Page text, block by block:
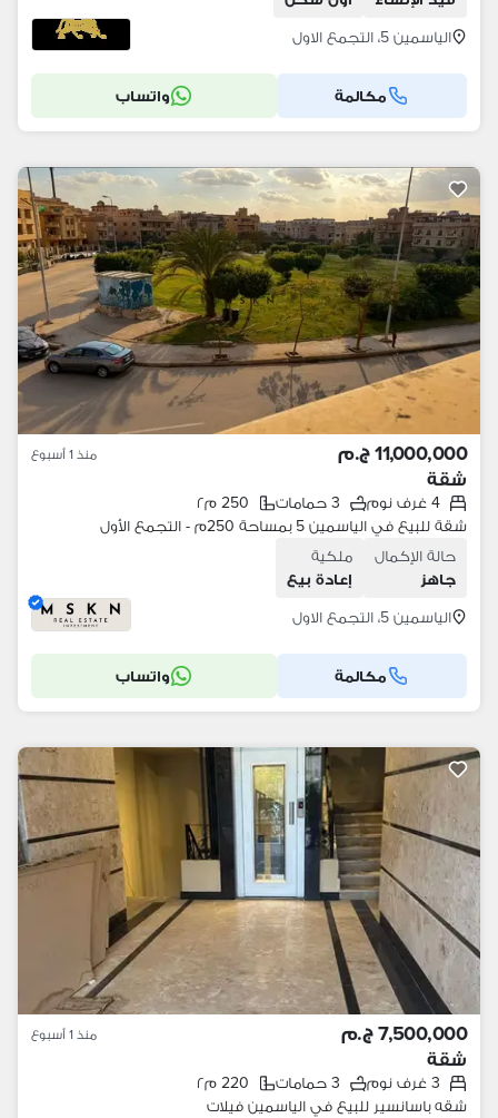
الياسمين 5، التجمع الاول
مكالمة واتساب
11,000,000 ج.م منذ 1 أسبوع
شقة
4 غرف نوم 3 حمامات
250 م٢
شقة للبيع في الياسمين 5 بمساحة 250م - التجمع الأول
حالة الإكمال
جاهز
ملكية
إعادة بيع
الياسمين 5، التجمع الاول
مكالمة واتساب
7,500,000 ج.م منذ 1 أسبوع
شقة
3 غرف نوم 3 حمامات
220 م٢
شقه باسانسير للبيع في الياسمين فيلات